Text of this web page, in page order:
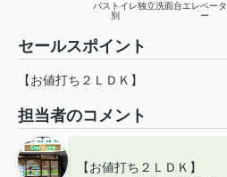
バストイレ
別
独立洗面台エレベータ
ー
セールスポイント
【お値打ち２ＬＤＫ】
担当者のコメント
【お値打ち２ＬＤＫ】